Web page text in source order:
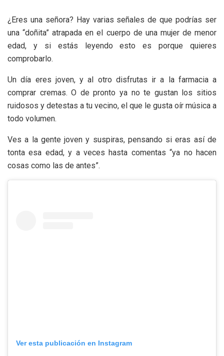
¿Eres una señora? Hay varias señales de que podrías ser
una “doñita” atrapada en el cuerpo de una mujer de menor
edad, y si estás leyendo esto es porque quieres
comprobarlo.
Un día eres joven, y al otro disfrutas ir a la farmacia a
comprar cremas. O de pronto ya no te gustan los sitios
ruidosos y detestas a tu vecino, el que le gusta oír música a
todo volumen.
Ves a la gente joven y suspiras, pensando si eras así de
tonta esa edad, y a veces hasta comentas “ya no hacen
cosas como las de antes”.
Ver esta publicación en Instagram